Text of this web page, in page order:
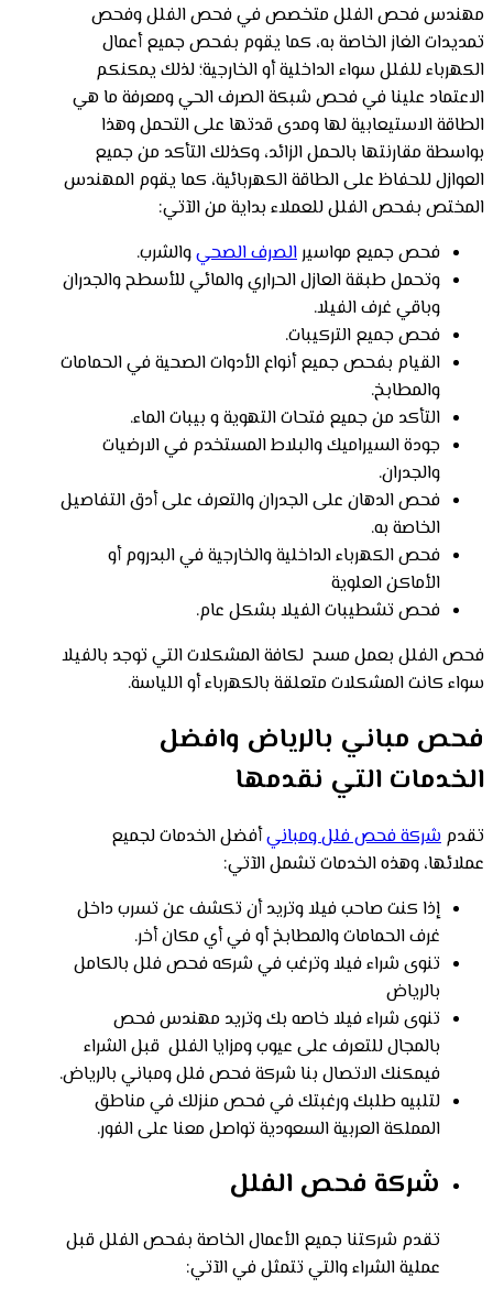
مهندس فحص الفلل متخصص في فحص الفلل وفحص
تمديدات الغاز الخاصة به، كما يقوم بفحص جميع أعمال
الكهرباء للفلل سواء الداخلية أو الخارجية؛ لذلك يمكنكم
الاعتماد علينا في فحص شبكة الصرف الحي ومعرفة ما هي
الطاقة الاستيعابية لها ومدى قدتها على التحمل وهذا
بواسطة مقارنتها بالحمل الزائد، وكذلك التأكد من جميع
العوازل للحفاظ على الطاقة الكهربائية، كما يقوم المهندس
المختص بفحص الفلل للعملاء بداية من الآتي:
فحص جميع مواسيرالصرف الصحيوالشرب.
وتحمل طبقة العازل الحراري والمائي للأسطح والجدران
وباقي غرف الفيلا.
فحص جميع التركيبات.
القيام بفحص جميع أنواع الأدوات الصحية في الحمامات
والمطابخ.
التأكد من جميع فتحات التهوية و بيبات الماء.
جودة السيراميك والبلاط المستخدم في الارضيات
والجدران.
فحص الدهان على الجدران والتعرف على أدق التفاصيل
الخاصة به.
فحص الكهرباء الداخلية والخارجية في البدروم أو
الأماكن العلوية
فحص تشطيبات الفيلا بشكل عام.
فحص الفلل بعمل مسح لكافة المشكلات التي توجد بالفيلا
سواء كانت المشكلات متعلقة بالكهرباء أو اللياسة.
فحص مباني بالرياض وافضل
الخدمات التي نقدمها
تقدم شركة فحص فلل ومبانيأفضل الخدمات لجميع
عملائها، وهذه الخدمات تشمل الآتي:
إذا كنت صاحب فيلا وتريد أن تكشف عن تسرب داخل
غرف الحمامات والمطابخ أو في أي مكان أخر.
تنوى شراء فيلا وترغب في شركه فحص فلل بالكامل
بالرياض
تنوى شراء فيلا خاصه بك وتريد مهندس فحص
بالمجال للتعرف على عيوب ومزايا الفلل قبل الشراء
فيمكنك الاتصال بنا شركة فحص فلل ومباني بالرياض.
لتلبيه طلبك ورغبتك في فحص منزلك في مناطق
المملكة العربية السعودية تواصل معنا على الفور.
شركة فحص الفلل
تقدم شركتنا جميع الأعمال الخاصة بفحص الفلل قبل
عملية الشراء والتي تتمثل في الآتي: